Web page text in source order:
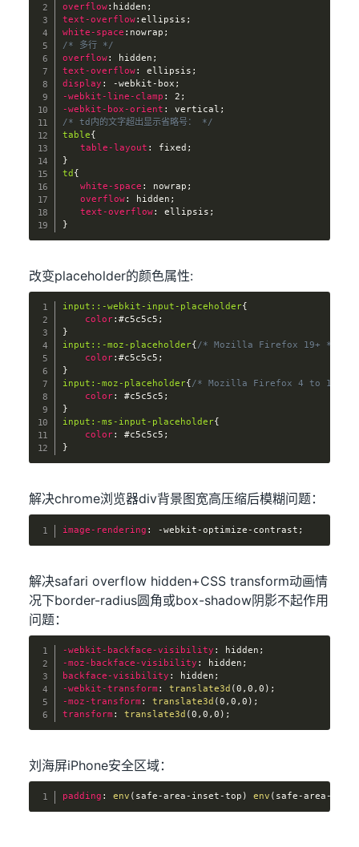
overflow: hidden ;
text-overflow:ellipsis ;
white-space : nowrap ;
/* 多行 */
overflow: hidden ;
text-overflow: ellipsis ;
display : -webkit-box ;
-webkit-line-clamp : 2 ;
-webkit-box-orient : vertical ;
/* td内的文字超出显示省略号： */
table{
table-layout : fixed ;
}
td {
white-space : nowrap ;
overflow: hidden ;
text-overflow: ellipsis ;
}
改变placeholder的颜色属性:
input::-webkit-input-placeholder{
color:#c5c5c5 ;
}
input::-moz-placeholder{ /* Mozilla Firefox 19+ */
color:#c5c5c5 ;
}
input:-moz-placeholder{ /* Mozilla Firefox 4 to 18 */
color: #c5c5c5 ;
}
input:-ms-input-placeholder{
color: #c5c5c5 ;
}
解决chrome浏览器div背景图宽高压缩后模糊问题：
image-rendering : -webkit-optimize-contrast ;
解决safari overflow hidden+CSS transform动画情
况下border-radius圆角或box-shadow阴影不起作用
问题：
-webkit-backface-visibility : hidden ;
-moz-backface-visibility : hidden ;
backface-visibility : hidden ;
-webkit-transform : translate3d (0,0,0 ) ;
-moz-transform : translate3d (0,0,0 ) ;
transform : translate3d (0,0,0 ) ;
刘海屏iPhone安全区域：
padding : env ( safe-area-inset-top ) env ( safe-area-